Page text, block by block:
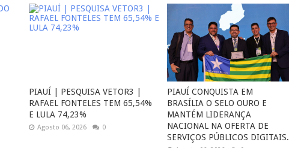
PIAUÍ | PESQUISA VETOR3 |
RAFAEL FONTELES TEM 65,54%
E LULA 74,23%
Agosto 06, 2026 0
PIAUÍ CONQUISTA EM
BRASÍLIA O SELO OURO E
MANTÉM LIDERANÇA
NACIONAL NA OFERTA DE
SERVIÇOS PÚBLICOS DIGITAIS.